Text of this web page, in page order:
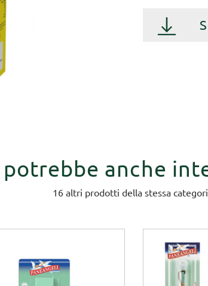
potrebbe anche
16 altri prodotti della stessa